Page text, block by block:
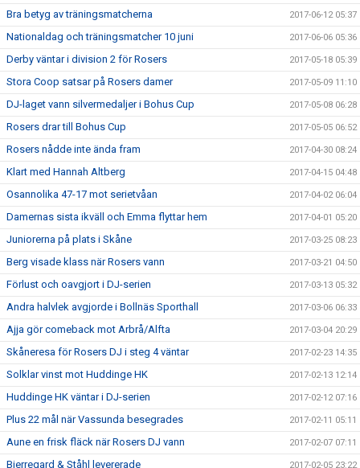
Bra betyg av träningsmatcherna 2017-06-12 05:37
Nationaldag och träningsmatcher 10 juni 2017-06-06 05:36
Derby väntar i division 2 för Rosers 2017-05-18 05:39
Stora Coop satsar på Rosers damer 2017-05-09 11:10
DJ-laget vann silvermedaljer i Bohus Cup 2017-05-08 06:28
Rosers drar till Bohus Cup 2017-05-05 06:52
Rosers nådde inte ända fram 2017-04-30 08:24
Klart med Hannah Altberg 2017-04-15 04:48
Osannolika 47-17 mot serietvåan 2017-04-02 06:04
Damernas sista ikväll och Emma flyttar hem 2017-04-01 05:20
Juniorerna på plats i Skåne 2017-03-25 08:23
Berg visade klass när Rosers vann 2017-03-21 04:50
Förlust och oavgjort i DJ-serien 2017-03-13 05:32
Andra halvlek avgjorde i Bollnäs Sporthall 2017-03-06 06:33
Ajja gör comeback mot Arbrå/Alfta 2017-03-04 20:29
Skåneresa för Rosers DJ i steg 4 väntar 2017-02-23 14:35
Solklar vinst mot Huddinge HK 2017-02-13 12:14
Huddinge HK väntar i DJ-serien 2017-02-12 07:16
Plus 22 mål när Vassunda besegrades 2017-02-11 05:11
Aune en frisk fläck när Rosers DJ vann 2017-02-07 07:11
Bjerregard & Ståhl levererade 2017-02-05 23:22